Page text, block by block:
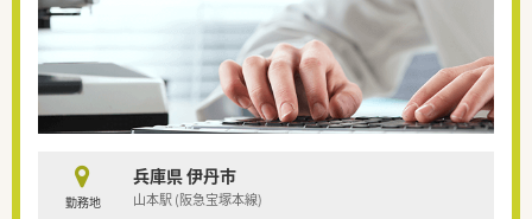
勤務地
兵庫県 伊丹市
山本駅 (阪急宝塚本線)